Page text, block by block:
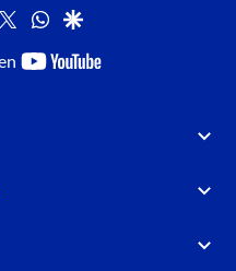
twitterwhatsapp
google
youtube-